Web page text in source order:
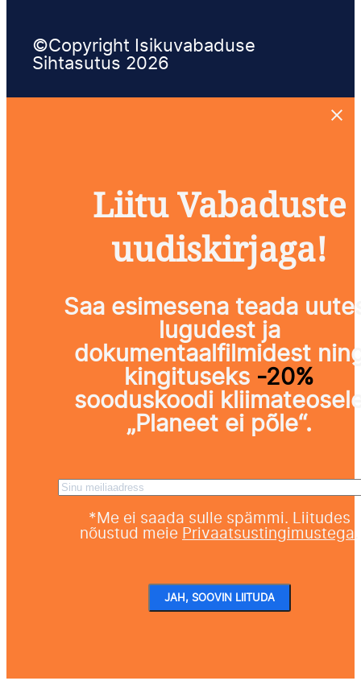
©Copyright Isikuvabaduse
Sihtasutus 2026
Liitu Vabaduste
uudiskirjaga!
Saa esimesena teada
lugudest ja
dokumentaalfilmidest
kingituseks -20%
sooduskoodi
„Planeet ei põle“.
Sinu meiliaadress
*Me ei saada sulle spämmi. Liitudes
nõustud meie Privaatsustingimustega
JAH, SOOVIN LIITUDA